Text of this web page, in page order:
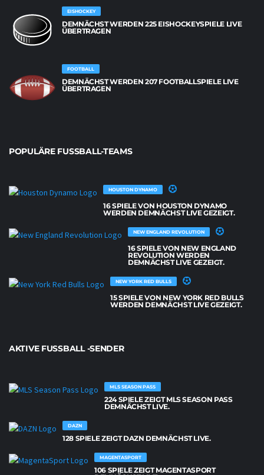
EISHOCKEY
DEMNÄCHST WERDEN 225 EISHOCKEYSPIELE LIVE
ÜBERTRAGEN
FOOTBALL
DEMNÄCHST WERDEN 207 FOOTBALLSPIELE LIVE
ÜBERTRAGEN
POPULÄRE FUSSBALL-TEAMS
HOUSTON DYNAMO
16 SPIELE VON HOUSTON DYNAMO
WERDEN DEMNÄCHST LIVE GEZEIGT.
NEW ENGLAND REVOLUTION
16 SPIELE VON NEW ENGLAND
REVOLUTION WERDEN
DEMNÄCHST LIVE GEZEIGT.
NEW YORK RED BULLS
15 SPIELE VON NEW YORK RED BULLS
WERDEN DEMNÄCHST LIVE GEZEIGT.
AKTIVE FUSSBALL -SENDER
MLS SEASON PASS
224 SPIELE ZEIGT MLS SEASON PASS
DEMNÄCHST LIVE.
DAZN
128 SPIELE ZEIGT DAZN DEMNÄCHST LIVE.
MAGENTASPORT
106 SPIELE ZEIGT MAGENTASPORT